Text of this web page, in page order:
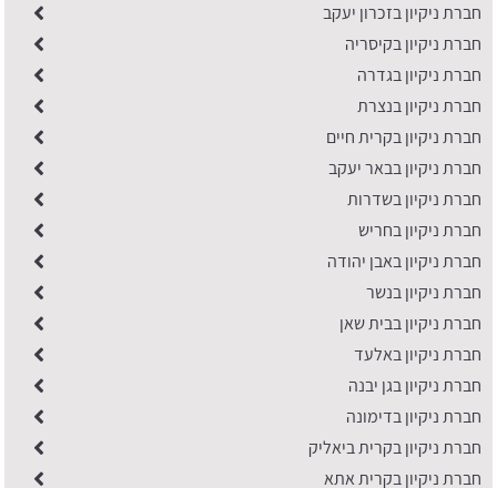
חברת ניקיון בזכרון יעקב
חברת ניקיון בקיסריה
חברת ניקיון בגדרה
חברת ניקיון בנצרת
חברת ניקיון בקרית חיים
חברת ניקיון בבאר יעקב
חברת ניקיון בשדרות
חברת ניקיון בחריש
חברת ניקיון באבן יהודה
חברת ניקיון בנשר
חברת ניקיון בבית שאן
חברת ניקיון באלעד
חברת ניקיון בגן יבנה
חברת ניקיון בדימונה
חברת ניקיון בקרית ביאליק
חברת ניקיון בקרית אתא